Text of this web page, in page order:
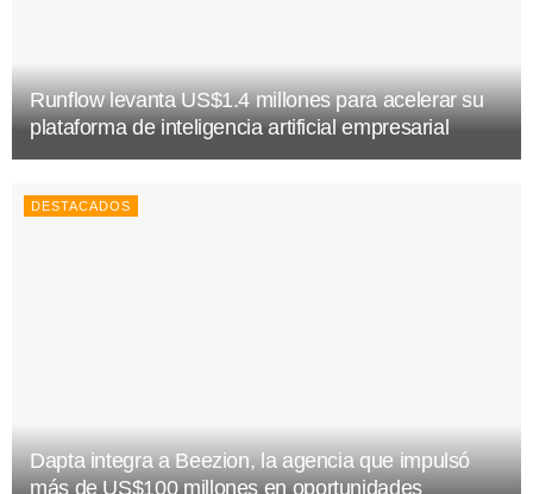
Runflow levanta US$1.4 millones para acelerar su
plataforma de inteligencia artificial empresarial
DESTACADOS
Dapta integra a Beezion, la agencia que impulsó
más de US$100 millones en oportunidades